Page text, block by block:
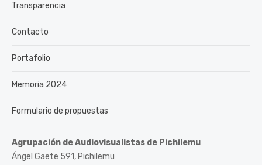
Transparencia
Contacto
Portafolio
Memoria 2024
Formulario de propuestas
Agrupación de Audiovisualistas de Pichilemu
Ángel Gaete 591, Pichilemu